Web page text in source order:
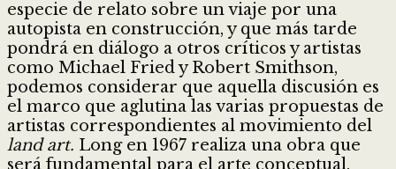
especie de relato sobre un viaje por una
autopista en construcción, y que más tarde
pondrá en diálogo a otros críticos y artistas
como Michael Fried y Robert Smithson,
podemos considerar que aquella discusión es
el marco que aglutina las varias propuestas de
artistas correspondientes al movimiento del
land art. Long en 1967 realiza una obra que
será fundamental para el arte conceptual,